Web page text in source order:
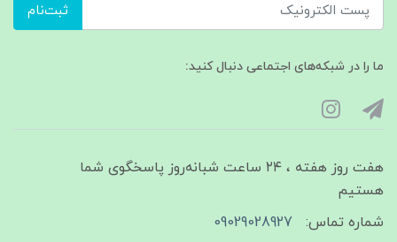
ثبت‌نام
ما را در شبکه‌های اجتماعی دنبال کنید:
هفت روز هفته ، ۲۴ ساعت شبانه‌روز پاسخگوی شما
هستیم
شماره تماس:
09029028927